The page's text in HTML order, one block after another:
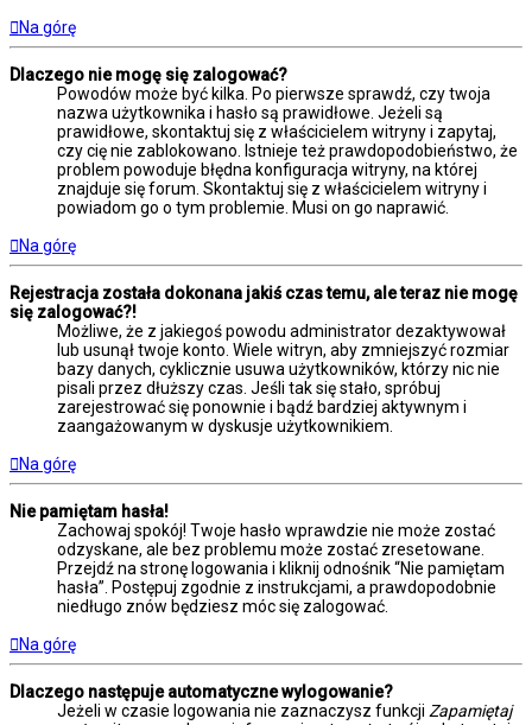
Na górę
Dlaczego nie mogę się zalogować?
Powodów może być kilka. Po pierwsze sprawdź, czy twoja
nazwa użytkownika i hasło są prawidłowe. Jeżeli są
prawidłowe, skontaktuj się z właścicielem witryny i zapytaj,
czy cię nie zablokowano. Istnieje też prawdopodobieństwo, że
problem powoduje błędna konfiguracja witryny, na której
znajduje się forum. Skontaktuj się z właścicielem witryny i
powiadom go o tym problemie. Musi on go naprawić.
Na górę
Rejestracja została dokonana jakiś czas temu, ale teraz nie mogę
się zalogować?!
Możliwe, że z jakiegoś powodu administrator dezaktywował
lub usunął twoje konto. Wiele witryn, aby zmniejszyć rozmiar
bazy danych, cyklicznie usuwa użytkowników, którzy nic nie
pisali przez dłuższy czas. Jeśli tak się stało, spróbuj
zarejestrować się ponownie i bądź bardziej aktywnym i
zaangażowanym w dyskusje użytkownikiem.
Na górę
Nie pamiętam hasła!
Zachowaj spokój! Twoje hasło wprawdzie nie może zostać
odzyskane, ale bez problemu może zostać zresetowane.
Przejdź na stronę logowania i kliknij odnośnik “Nie pamiętam
hasła”. Postępuj zgodnie z instrukcjami, a prawdopodobnie
niedługo znów będziesz móc się zalogować.
Na górę
Dlaczego następuje automatyczne wylogowanie?
Jeżeli w czasie logowania nie zaznaczysz funkcji Zapamiętaj